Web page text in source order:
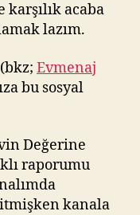
karşılık acaba
lazım.
Evmenaj
bu sosyal
Değerine
raporumu
kanala